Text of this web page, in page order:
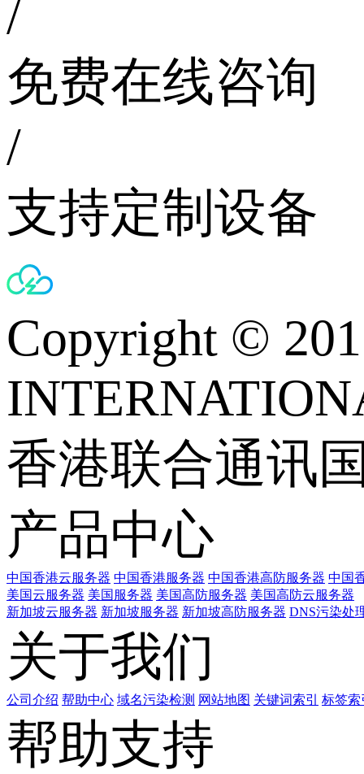
/
免费在线咨询
/
支持定制设备
Copyright ©
香港联合通讯
产品中心
中国香港云服务器 中国香港服务器 中国香港高防服务器 中国
美国云服务器 美国服务器 美国高防服务器 美国高防云服务器
新加坡云服务器 新加坡服务器 新加坡高防服务器 DNS污染处
关于我们
公司介绍 帮助中心 域名污染检测 网站地图 关键词索引 标签索
帮助支持